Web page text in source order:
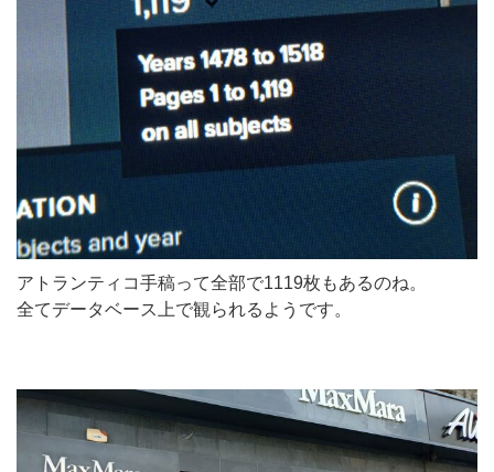
アトランティコ手稿って全部で1119枚もあるのね。
全てデータベース上で観られるようです。